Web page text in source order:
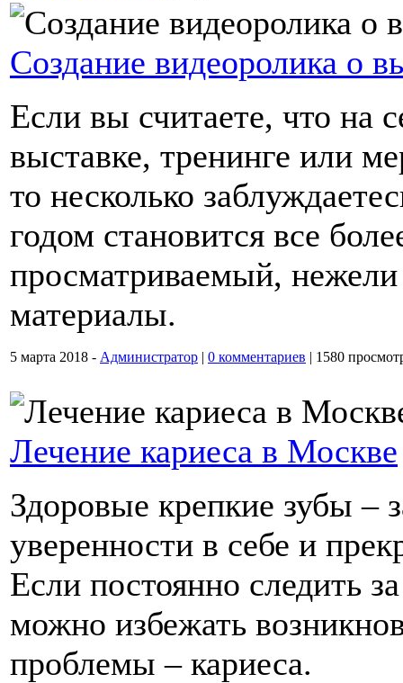
Создание видеоролика о
Если вы считаете, что на
выставке, тренинге или
то несколько
годом становится все
просматриваемый,
материалы.
5 марта 2018 - Администратор | 0 комментариев | 1580
Лечение кариеса в Москве
Здоровые крепкие зубы –
уверенности в себе и
Если постоянно следить
можно избежать
проблемы – кариеса.